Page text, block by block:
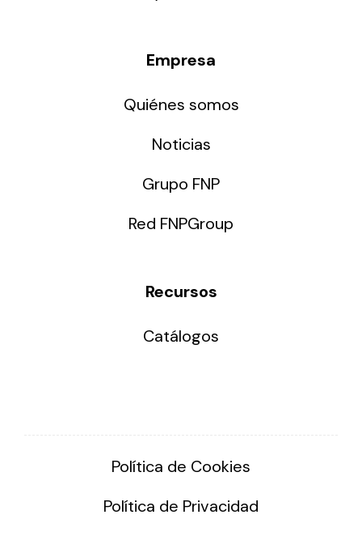
Empresa
Quiénes somos
Noticias
Grupo FNP
Red FNPGroup
Recursos
Catálogos
Política de Cookies
Política de Privacidad